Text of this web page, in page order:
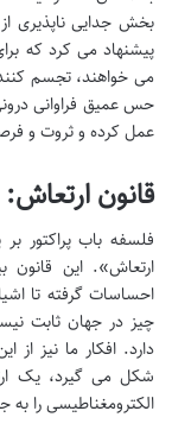
بخش جدایی ناپذیری
پیشنهاد می کرد که
می خواهند، تجسم
حس عمیق فراوانی
عمل کرده و ثروت و
قانون
فلسفه باب پراکتور
ارتعاش». این
احساسات گرفته تا
چیز در جهان ثابت
دارد. افکار ما نیز
شکل می گیرد، یک
الکترومغناطیسی را